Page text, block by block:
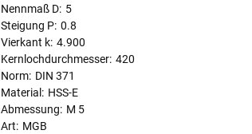
Nennmaß D 5
Steigung P 0.8
Vierkant k 4.900
Kernlochdurchmesser 420
Norm DIN 371
Material
HSS-E
Abmessung
M 5
Art
MGB